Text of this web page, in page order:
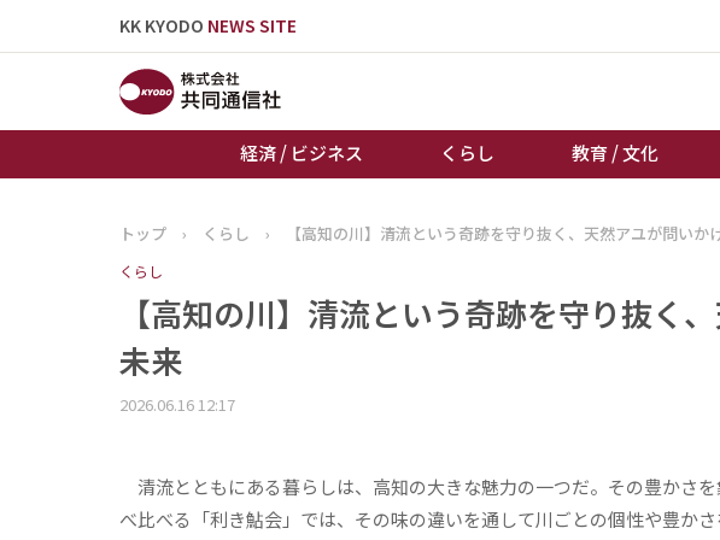
KK KYODO NEWS SITE
経済 / ビジネス くらし 教育 / 文化
トップページ
経済 / ビジネス
教育 / 文化
トップ › くらし › 【高知の川】清流という奇跡を守り抜く、天然アユが問いか
くらし
【高知の川】清流という奇跡を守り抜く
未来
2026.06.16 12:17
清流とともにある暮らしは、高知の大きな魅力の一つだ。その豊かさ
べ比べる「利き鮎会」では、その味の違いを通して川ごとの個性や豊か